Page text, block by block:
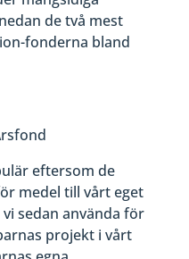
de två mest
fonderna bland
eftersom de
medel till vårt eget
sedan använda för
projekt i vårt